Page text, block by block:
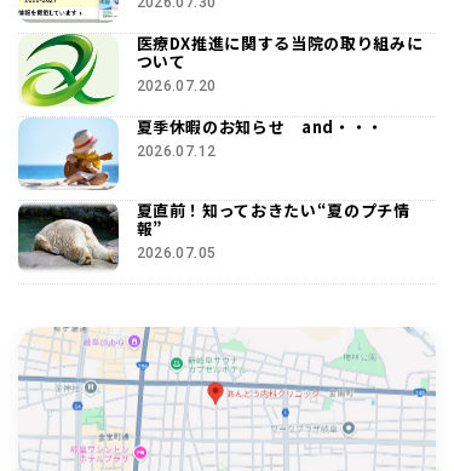
医療DX推進に関する当院の取り組みに
ついて
2026.07.20
夏季休暇のお知らせ and・・・
2026.07.12
夏直前！知っておきたい“夏のプチ情
報”
2026.07.05